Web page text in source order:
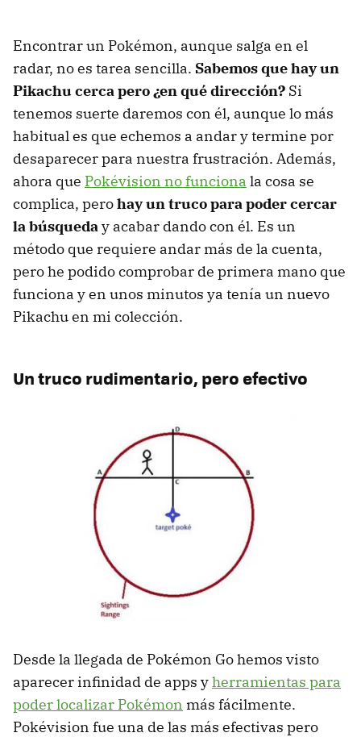
Encontrar un Pokémon, aunque salga en el
radar, no es tarea sencilla. Sabemos que hay un
Pikachu cerca pero ¿en qué dirección? Si
tenemos suerte daremos con él, aunque lo más
habitual es que echemos a andar y termine por
desaparecer para nuestra frustración. Además,
ahora que Pokévision no funciona la cosa se
complica, perohay un truco para poder cercar
la búsqueda y acabar dando con él. Es un
método que requiere andar más de la cuenta,
pero he podido comprobar de primera mano que
funciona y en unos minutos ya tenía un nuevo
Pikachu en mi colección.
Un truco rudimentario, pero efectivo
Desde la llegada de Pokémon Go hemos visto
aparecer infinidad de apps yherramientas para
poder localizar Pokémon más fácilmente.
Pokévision fue una de las más efectivas pero